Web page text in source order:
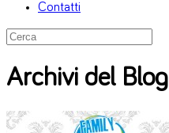
Contatti
Archivi del Blog